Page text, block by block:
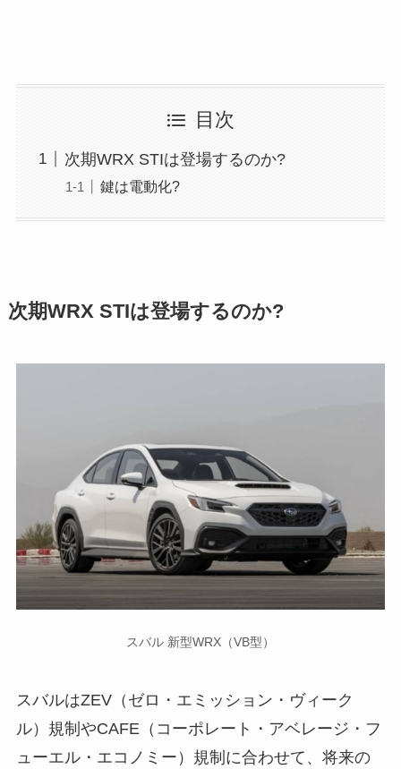
目次
次期WRX STIは登場するのか?
鍵は電動化?
次期WRX STIは登場するのか?
スバル 新型WRX（VB型）
スバルはZEV（ゼロ・エミッション・ヴィーク
ル）規制やCAFE（コーポレート・アベレージ・フ
ューエル・エコノミー）規制に合わせて、将来の